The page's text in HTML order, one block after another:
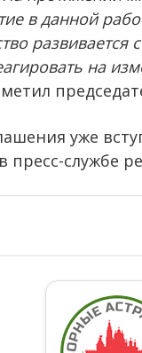
в данной
на
уже
пресс-службе